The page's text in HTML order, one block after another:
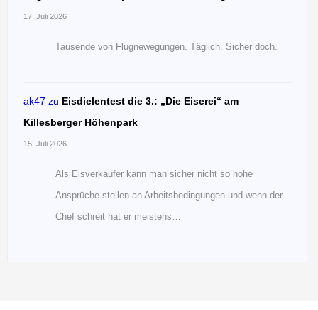
17. Juli 2026
Tausende von Flugnewegungen. Täglich. Sicher doch.
ak47 zu Eisdielentest die 3.: „Die Eiserei“ am
Killesberger Höhenpark
15. Juli 2026
Als Eisverkäufer kann man sicher nicht so hohe
Ansprüche stellen an Arbeitsbedingungen und wenn der
Chef schreit hat er meistens…